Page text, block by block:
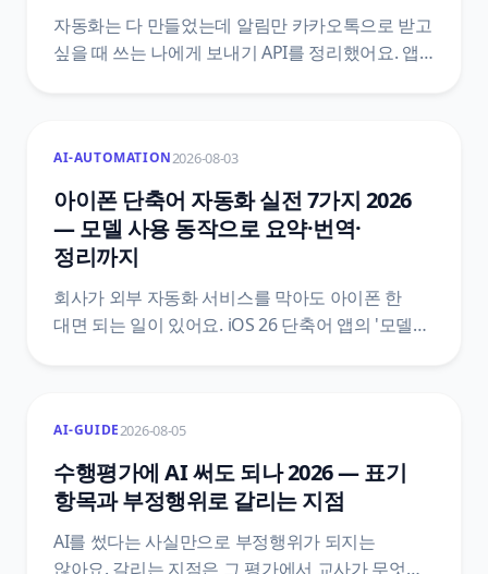
자동화는 다 만들었는데 알림만 카카오톡으로 받고
싶을 때 쓰는 나에게 보내기 API를 정리했어요. 앱
설계까지 카카오 공식 문서 기준으로 담았습니다.
AI-AUTOMATION2026-08-03
아이폰 단축어 자동화 실전 7가지 2026
— 모델 사용 동작으로 요약·번역·
정리까지
회사가 외부 자동화 서비스를 막아도 아이폰 한
대면 되는 일이 있어요. iOS 26 단축어 앱의 '모델
분류, 지원 기종·언어 자가진단, 안드로이드
대안까지 애플 공식 안내를 근거로 정리했어요.
AI-GUIDE2026-08-05
수행평가에 AI 써도 되나 2026 — 표기
항목과 부정행위로 갈리는 지점
AI를 썼다는 사실만으로 부정행위가 되지는
않아요. 갈리는 지점은 그 평가에서 교사가 무엇을